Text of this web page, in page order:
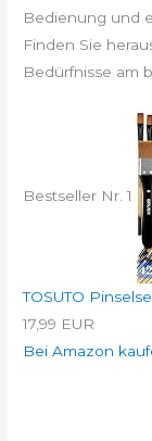
Bedienung und
Finden Sie
Bedürfnisse am
Bestseller Nr. 1
TOSUTO
17,99 EUR
Bei Amazon